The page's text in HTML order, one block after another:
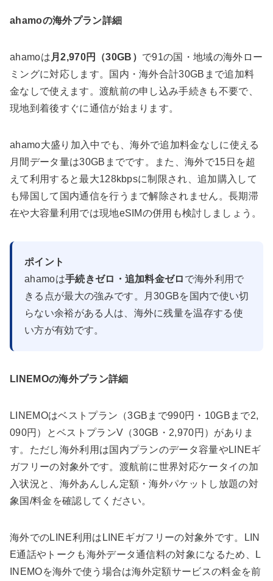
ahamoの海外プラン詳細
ahamoは 月2,970円（30GB） で91の国・地域の海外ロー
ミングに対応します。国内・海外合計30GBまで追加料
金なしで使えます。渡航前の申し込み手続きも不要で、
現地到着後すぐに通信が始まります。
ahamo大盛り加入中でも、海外で追加料金なしに使える
月間データ量は30GBまでです。また、海外で15日を超
えて利用すると最大128kbpsに制限され、追加購入して
も帰国して国内通信を行うまで解除されません。長期滞
在や大容量利用では現地eSIMの併用も検討しましょう。
ポイント
ahamoは手続きゼロ・追加料金ゼロ で海外利用で
きる点が最大の強みです。月30GBを国内で使い切
らない余裕がある人は、海外に残量を温存する使
い方が有効です。
LINEMOの海外プラン詳細
LINEMOはベストプラン（3GBまで990円・10GBまで2,
090円）とベストプランV（30GB・2,970円）がありま
す。ただし海外利用は国内プランのデータ容量やLINEギ
ガフリーの対象外です。渡航前に世界対応ケータイの加
入状況と、海外あんしん定額・海外パケットし放題の対
象国/料金を確認してください。
海外でのLINE利用はLINEギガフリーの対象外です。LIN
E通話やトークも海外データ通信料の対象になるため、L
INEMOを海外で使う場合は海外定額サービスの料金を前